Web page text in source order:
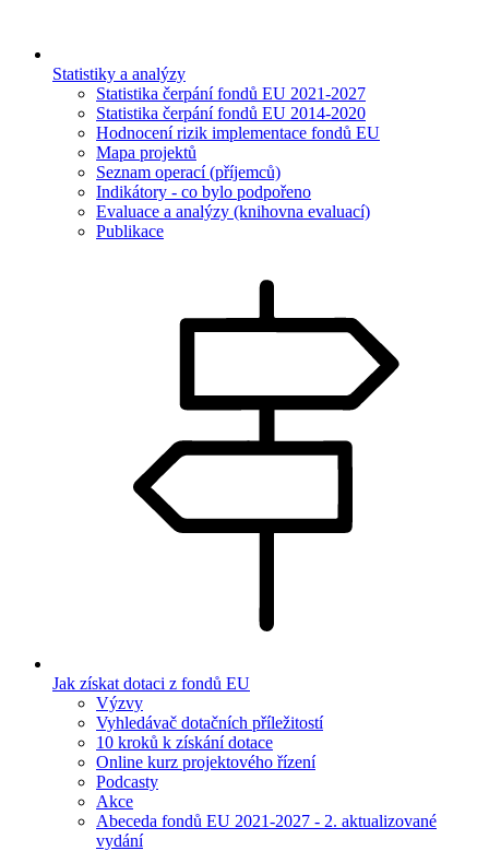
Statistiky a analýzy
Statistika čerpání fondů EU 2021-2027
Statistika čerpání fondů EU 2014-2020
Hodnocení rizik implementace fondů EU
Mapa projektů
Seznam operací (příjemců)
Indikátory - co bylo podpořeno
Evaluace a analýzy (knihovna evaluací)
Publikace
Jak získat dotaci z fondů EU
Výzvy
Vyhledávač dotačních příležitostí
10 kroků k získání dotace
Online kurz projektového řízení
Podcasty
Akce
Abeceda fondů EU 2021-2027 - 2. aktualizované
vydání